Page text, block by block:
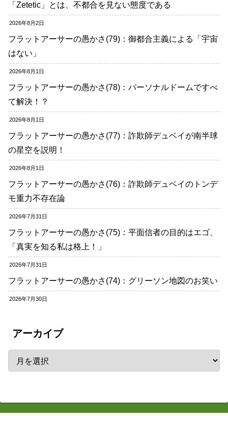
「Zetetic」とは、不都合を見ない態度である
2026年8月2日
フラットアーサーの愚かさ(79)：御都合主義による「宇宙
はない」
2026年8月1日
フラットアーサーの愚かさ(78)：パーソナルドームですべ
て解決！？
2026年8月1日
フラットアーサーの愚かさ(77)：詐欺師デュベイが南半球
の星空を説明！
2026年8月1日
フラットアーサーの愚かさ(76)：詐欺師デュベイのトンデ
モ重力不存在論
2026年7月31日
フラットアーサーの愚かさ(75)：平面信者の目的はエゴ、
「真実を知る私は格上！」
2026年7月31日
フラットアーサーの愚かさ(74)：グリーソン地図のお笑い
2026年7月30日
アーカイブ